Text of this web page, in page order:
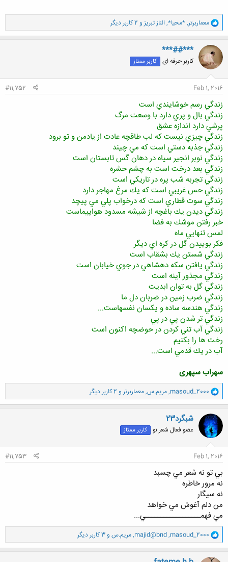
و
ا
ک
ن
ش
ه
ا
معماربرتر,*محیا*,الناز تبریزو 2 کاربر دیگر
***##***
کاربر حرفه ای کاربر ممتاز
Feb 1, 2016
#11,752
زندگي رسم خوشايندي است
زندگي بال و پري دارد با وسعت مرگ
پرشي دارد اندازه عشق
زندگي چيزي نيست كه لب طاقچه عادت از يادمن و تو برود
زندگي جذبه دستي است كه مي چيند
زندگي نوبر انجير سياه در دهان گس تابستان است
زندگي بعد درخت است به چشم حشره
زندگي تجربه شب پره در تاريكي است
زندگي حس غريبي است كه يك مرغ مهاجر دارد
زندگي سوت قطاري است كه درخواب پلي مي پيچد
زندگي ديدن يك باغچه از شيشه مسدود هواپيماست
خبر رفتن موشك به فضا
لمس تنهايي ماه
فكر بوييدن گل در كره اي ديگر
زندگي شستن يك بشقاب است
زندگي يافتن سكه دهشاهي در جوي خيابان است
زندگي مجذور آينه است
زندگي گل به توان ابديت
زندگي ضرب زمين در ضربان دل ما
زندگي هندسه ساده و يكسان نفسهاست...
زندگي تر شدن پي در پي
زندگي آب تني كردن در حوضچه اكنون است
رخت ها را بكنيم
آب در يك قدمي است...
سهراب سپهری
و
ا
ک
ن
ش
ه
ا
masoud_2000
,مریم.س,معماربرتر و 2 کاربر دیگر
شبگرد23
عضو فعال شعر نو کاربر ممتاز
Feb 1, 2016
#11,753
بي تو نه شعر مي چسبد
نه مرور خاطره
نه سيگار
من دلم آغوش مي خواهد
مي فهمــــــــــــــــــي...
و
ا
ک
ن
masoud_2000
,
majid@bnd
,مریم.س و 3 کاربر دیگر